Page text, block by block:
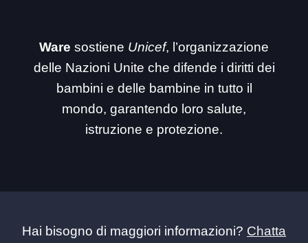
Ware sostiene Unicef, l’organizzazione
delle Nazioni Unite che difende i diritti dei
bambini e delle bambine in tutto il
mondo, garantendo loro salute,
istruzione e protezione.
Hai bisogno di maggiori informazioni? Chatta